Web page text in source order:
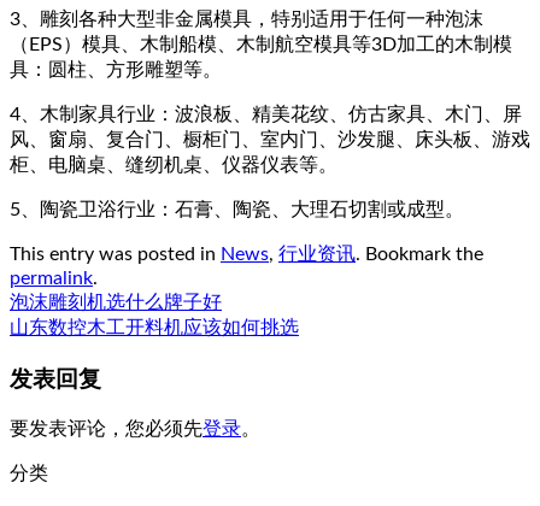
3、雕刻各种大型非金属模具，特别适用于任何一种泡沫
（EPS）模具、木制船模、木制航空模具等3D加工的木制模
具：圆柱、方形雕塑等。
4、木制家具行业：波浪板、精美花纹、仿古家具、木门、屏
风、窗扇、复合门、橱柜门、室内门、沙发腿、床头板、游戏
柜、电脑桌、缝纫机桌、仪器仪表等。
5、陶瓷卫浴行业：石膏、陶瓷、大理石切割或成型。
This entry was posted in News, 行业资讯. Bookmark the
permalink.
泡沫雕刻机选什么牌子好
山东数控木工开料机应该如何挑选
发表回复
要发表评论，您必须先登录。
分类